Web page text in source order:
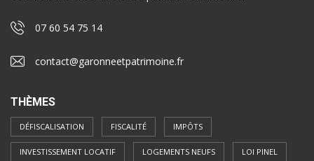
07 60 54 75 14
contact@garonneetpatrimoine.fr
THÈMES
DÉFISCALISATION FISCALITÉ IMPÔTS
INVESTISSEMENT LOCATIF LOGEMENTS NEUFS LOI PINEL